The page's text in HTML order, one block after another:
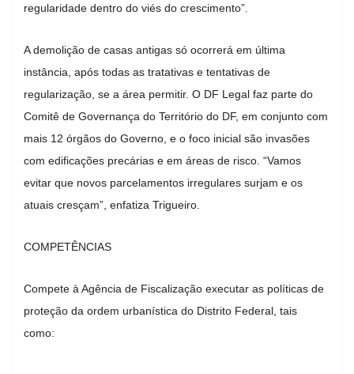
regularidade dentro do viés do crescimento”.
A demolição de casas antigas só ocorrerá em última
instância, após todas as tratativas e tentativas de
regularização, se a área permitir. O DF Legal faz parte do
Comitê de Governança do Território do DF, em conjunto com
mais 12 órgãos do Governo, e o foco inicial são invasões
com edificações precárias e em áreas de risco. “Vamos
evitar que novos parcelamentos irregulares surjam e os
atuais cresçam”, enfatiza Trigueiro.
COMPETÊNCIAS
Compete à Agência de Fiscalização executar as políticas de
proteção da ordem urbanística do Distrito Federal, tais
como: